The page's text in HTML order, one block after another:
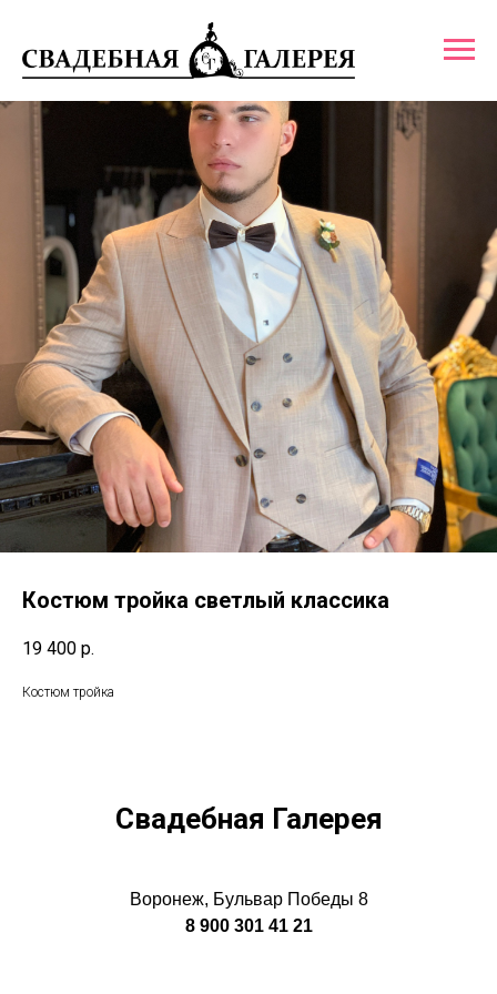
Костюм тройка светлый классика
19 400 р.
Костюм тройка
Свадебная Галерея
Воронеж, Бульвар Победы 8
8 900 301 41 21